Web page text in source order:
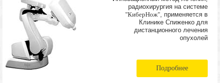
радиохирургия на системе
"КиберНож" , применяется в
Клинике Спиженко для
дистанционного лечения
опухолей
Подробнее